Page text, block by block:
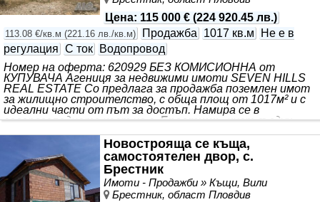
Цена: 115 000 € (224 920.45 лв.)
113.08 €/кв.м (221.16 лв./кв.м) Продажба 1017 кв.м
Не е в
регулация С ток
Водопровод
Номер на оферта: 620929 БЕЗ КОМИСИОННА от
КУПУВАЧА Агениця за недвижими имоти SEVEN HILLS
REAL ESTATE Co предлага за продажба поземлен имот
за жилищно строителство, с обща площ от 1017м² и с
идеални части от път за достъп. Намира се в
северозападната част на с.Брестник- чист въздух,
лесен достъп до Пловдив. Парцелът е с издадено
становище за присъединяване към
електроразпределение от 2025. Разполага с готова
връзка към централна канализация и вода. Предлага се
с готов проект за строителство на двуетажна
гараж с РЗП от 315.
Новострояща се къща,
самостоятелен двор, с.
Брестник
Имоти - Продажби » Къщи, Вили
Брестник, област Пловдив